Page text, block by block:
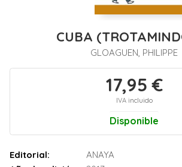
CUBA
GLOAGUEN, PHILIPPE
17,95 €
IVA incluido
Disponible
Editorial:
ANAYA